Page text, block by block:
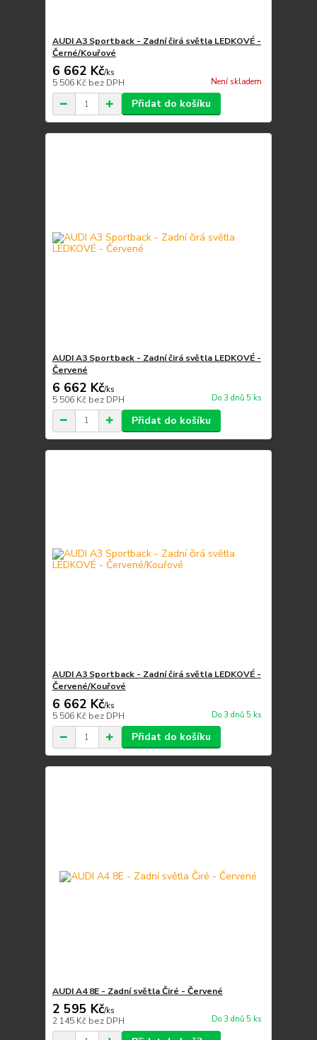
AUDI A3 Sportback - Zadní čirá světla LEDKOVÉ -
Černé/Kouřové
6 662 Kč/ks
5 506 Kč bez DPH Není skladem
Přidat do košíku
AUDI A3 Sportback - Zadní čirá světla LEDKOVÉ -
Červené
6 662 Kč/ks
5 506 Kč bez DPH Do 3 dnů 5 ks
Přidat do košíku
AUDI A3 Sportback - Zadní čirá světla LEDKOVÉ -
Červené/Kouřové
6 662 Kč/ks
5 506 Kč bez DPH Do 3 dnů 5 ks
Přidat do košíku
AUDI A4 8E - Zadní světla Čiré - Červené
2 595 Kč/ks
2 145 Kč bez DPH Do 3 dnů 5 ks